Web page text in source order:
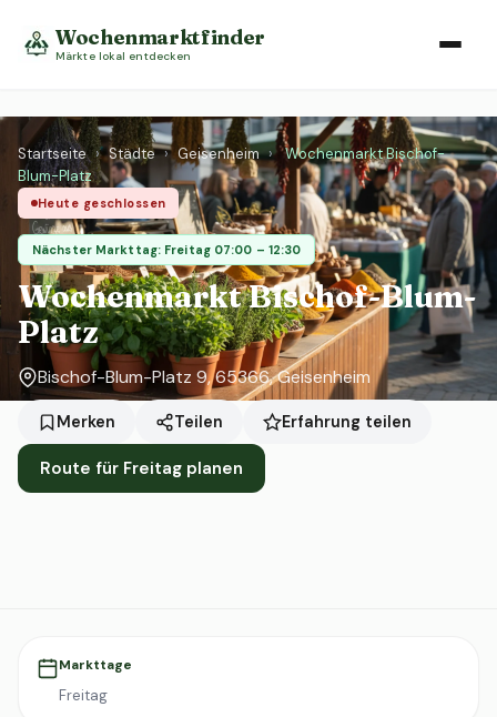
Wochenmarktfinder
Märkte lokal entdecken
Startseite › Städte › Geisenheim ›
Wochenmarkt Bischof-
Blum-Platz
Heute geschlossen
Nächster Markttag: Freitag 07:00 – 12:30
Wochenmarkt Bischof-Blum-
Platz
Bischof-Blum-Platz 9, 65366, Geisenheim
Merken Teilen Erfahrung teilen
Route für Freitag planen
Markttage
Freitag